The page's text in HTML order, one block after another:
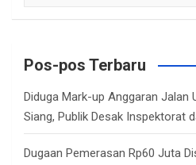
a
c
Pos-pos Terbaru
Diduga Mark-up Anggaran Jalan
Siang, Publik Desak Inspektorat
Dugaan Pemerasan Rp60 Juta